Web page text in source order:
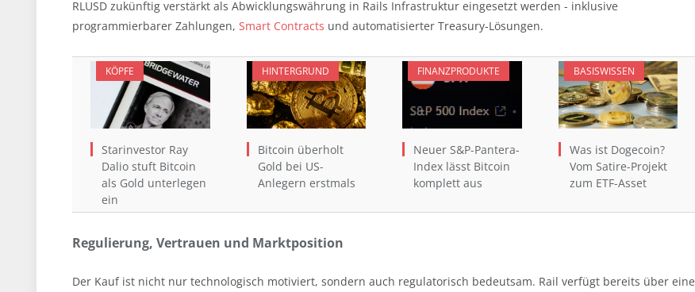
RLUSD zukünftig verstärkt als Abwicklungswährung in Rails Infrastruktur eingesetzt werden - inklusive
programmierbarer Zahlungen, Smart Contracts und automatisierter Treasury-Lösungen.
KÖPFE
Starinvestor Ray
Dalio stuft Bitcoin
als Gold unterlegen
ein
HINTERGRUND
Bitcoin überholt
Gold bei US-
Anlegern erstmals
FINANZPRODUKTE
Neuer S&P-Pantera-
Index lässt Bitcoin
komplett aus
BASISWISSEN
Was ist Dogecoin?
Vom Satire-Projekt
zum ETF-Asset
Regulierung, Vertrauen und Marktposition
Der Kauf ist nicht nur technologisch motiviert, sondern auch regulatorisch bedeutsam. Rail verfügt bereits über eine